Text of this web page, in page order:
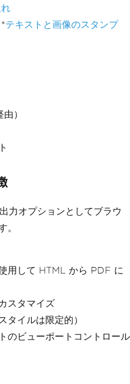
テキストと画像のスタンプ
）
オプションとしてブラウ
。
用して HTML から PDF に
スタマイズ
タイルは限定的）
のビューポートコントロール